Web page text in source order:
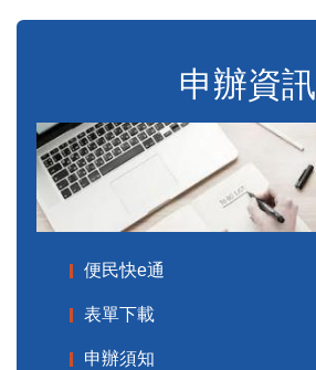
申辦資訊
便民快e通
表單下載
申辦須知